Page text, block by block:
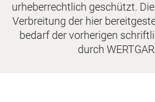
urheberrechtlich geschützt.
Verbreitung der hier
bedarf der vorherigen
durch